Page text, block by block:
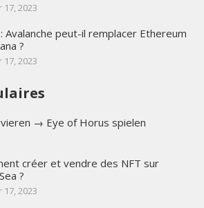
2023
: Avalanche peut-il remplacer Ethereum
?
2023
→ Eye of Horus spielen
créer et vendre des NFT sur
?
2023